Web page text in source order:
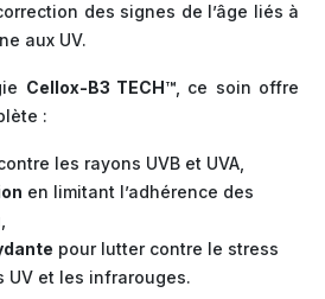
des signes de l’âge liés à
aux UV.
Cellox-B3 TECH™, ce soin offre
:
les rayons UVB et UVA,
en limitant l’adhérence des
pour lutter contre le stress
UV et les infrarouges.